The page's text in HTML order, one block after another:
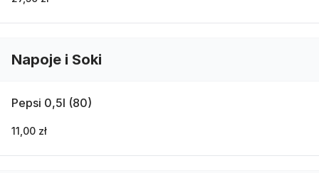
Napoje i Soki
Pepsi 0,5l (80)
11,00 zł